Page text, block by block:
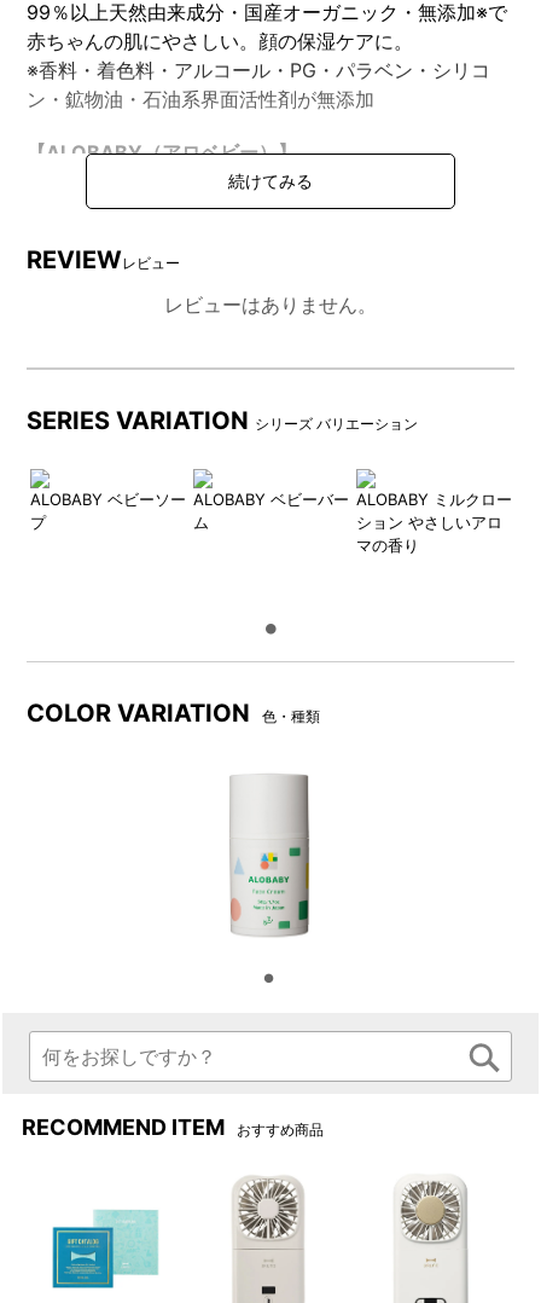
99％以上天然由来成分・国産オーガニック・無添加※で
赤ちゃんの肌にやさしい。顔の保湿ケアに。
※香料・着色料・アルコール・PG・パラベン・シリコ
ン・鉱物油・石油系界面活性剤が無添加
【ALOBABY（アロベビー）】
「ALOBABY（アロベビー）」は、敏感な赤ちゃんの肌
のために生まれた国産オーガニックベビースキンケアブ
ランド。
赤ちゃんは言葉の分からない中でも、触れられることで
愛情を感じ、元気に育つと言われています。
ゃんとママ・パパの毎日を笑顔で彩ります。
DETAIL
REVIEWレビュー
レビューはありません。
SERIES VARIATION シリーズ バリエーション
ALOBABY ベビーソー
プ
ALOBABY ベビーバー
ム
ALOBABY ミルクロー
ション やさしいアロ
マの香り
COLOR VARIATION 色・種類
RECOMMEND ITEM おすすめ商品